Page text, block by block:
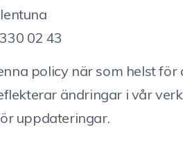
02 43
policy när som helst
ändringar i vår
uppdateringar.